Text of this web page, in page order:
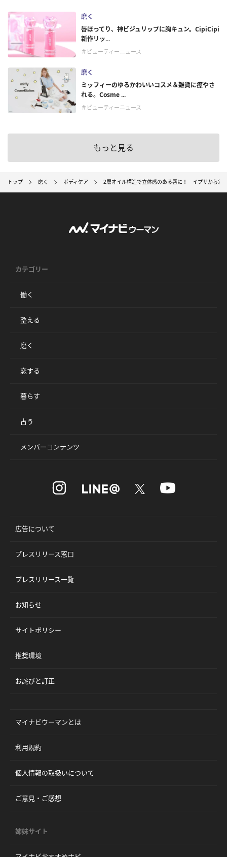
磨く
唇ぽってり、神ビジュリップに胸キュン。CipiCipi
新作リッ...
＃ビューティーニュース
磨く
ミッフィーのゆるかわいいコスメ＆雑貨に癒やさ
れる。Cosme ...
＃ビューティーニュース
もっと見る
トップ 磨く ボディケア 2層オイル構造で立体感のある唇に！ イプサから新
カテゴリー
働く
整える
磨く
恋する
暮らす
占う
メンバーコンテンツ
広告について
プレスリリース窓口
プレスリリース一覧
お知らせ
サイトポリシー
推奨環境
お詫びと訂正
マイナビウーマンとは
利用規約
個人情報の取扱いについて
ご意見・ご感想
姉妹サイト